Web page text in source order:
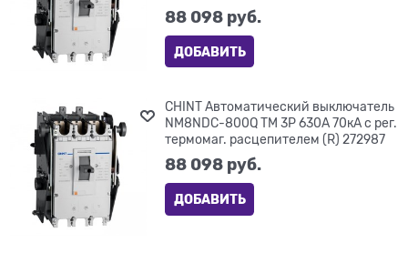
88 098 руб.
ДОБАВИТЬ
CHINT Автоматический выключатель
NM8NDC-800Q TM 3P 630А 70кА с рег.
термомаг. расцепителем (R) 272987
88 098 руб.
ДОБАВИТЬ